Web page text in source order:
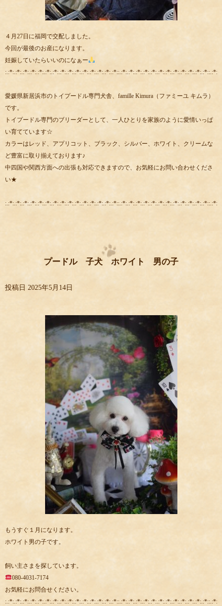
４月27日に福岡で交配しました。
今回が最後のお産になります。
妊娠していたらいいのになぁー
:.:*:.:*:.:*:.:*:.:*:.:*:.:*:.:*:.:*:.:*:.:*:.:*:.:*:.:*:.:*::.:*:.:*:.:*:.:*:.:*:.:*:.:*:.:*:.:*:.:*:.:*:.:*::.:*:.:
愛媛県新居浜市のトイプードル専門犬舎、famille Kimura（ファミーユ キムラ）
です。
トイプードル専門のブリーダーとして、一人ひとりを家族のように愛情いっぱ
い育てています☆
カラーはレッド、アプリコット、ブラック、シルバー、ホワイト、クリームな
ど豊富に取り揃えております♪
中四国や関西方面への出張も対応できますので、お気軽にお問い合わせくださ
い★
:.:*:.:*:.:*:.:*:.:*:.:*:.:*:.:*:.:*:.:*:.:*:.:*:.:*:.:*:.:*::.:*:.:*:.:*:.:*:.:*:.:*:.:*:.:*:.:*:.:*:.:*:.:*::.:*:.:
プードル 子犬 ホワイト 男の子
投稿日 2025年5月14日
もうすぐ１月になります。
ホワイト男の子です。
飼い主さまを探しています。
080-4031-7174
お気軽にお問合せください。
:.:*:.:*:.:*:.:*:.:*:.:*:.:*:.:*:.:*:.:*:.:*:.:*:.:*:.:*:.:*::.:*:.:*:.:*:.:*:.:*:.:*:.:*:.:*:.:*:.:*:.:*:.:*::.:*:.: